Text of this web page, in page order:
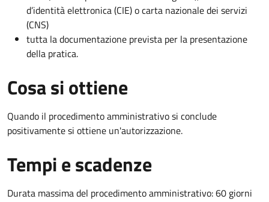
d’identità elettronica (CIE) o carta nazionale dei servizi
(CNS)
tutta la documentazione prevista per la presentazione
della pratica.
Cosa si ottiene
Quando il procedimento amministrativo si conclude
positivamente si ottiene un'autorizzazione.
Tempi e scadenze
Durata massima del procedimento amministrativo: 60 giorni